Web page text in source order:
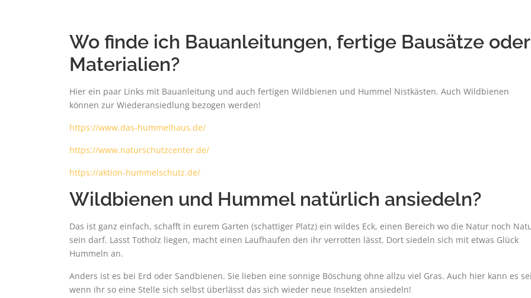
Wo finde ich Bauanleitungen, fertige Bausätze oder
Materialien?
Hier ein paar Links mit Bauanleitung und auch fertigen Wildbienen und Hummel Nistkästen. Auch Wildbienen
können zur Wiederansiedlung bezogen werden!
https://www.das-hummelhaus.de/
https://www.naturschutzcenter.de/
https://aktion-hummelschutz.de/
Wildbienen und Hummel natürlich ansiedeln?
Das ist ganz einfach, schafft in eurem Garten (schattiger Platz) ein wildes Eck, einen Bereich wo die Natur noch
sein darf. Lasst Totholz liegen, macht einen Laufhaufen den ihr verrotten lässt. Dort siedeln sich mit etwas Glück
Hummeln an.
Anders ist es bei Erd oder Sandbienen. Sie lieben eine sonnige Böschung ohne allzu viel Gras. Auch hier kann es
wenn ihr so eine Stelle sich selbst überlässt das sich wieder neue Insekten ansiedeln!